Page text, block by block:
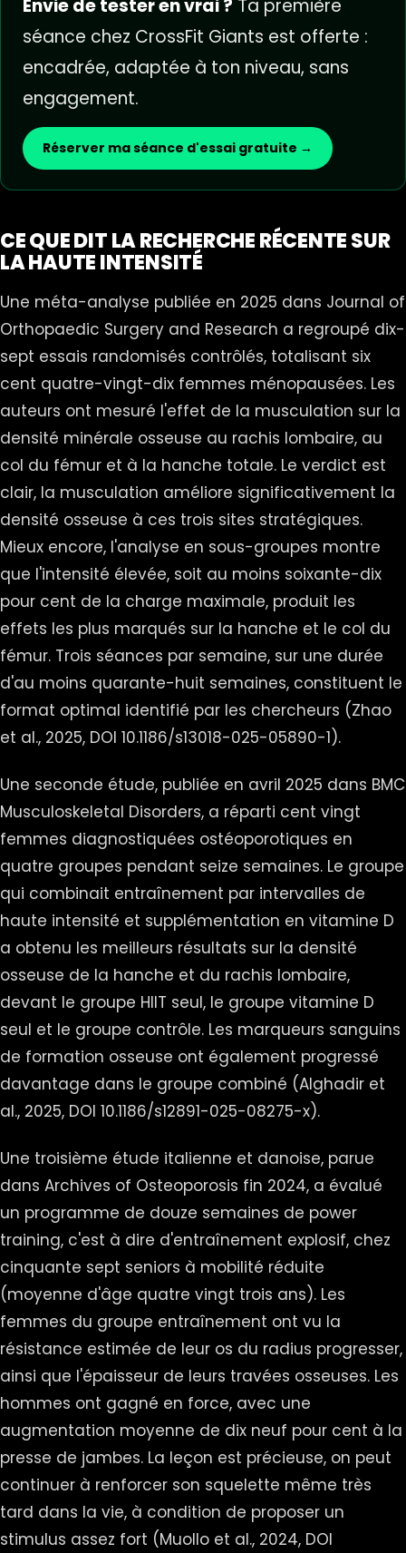
Envie de tester en vrai ? Ta première
séance chez CrossFit Giants est offerte :
encadrée, adaptée à ton niveau, sans
engagement.
Réserver ma séance d'essai gratuite →
CE QUE DIT LA RECHERCHE RÉCENTE SUR
LA HAUTE INTENSITÉ
Une méta-analyse publiée en 2025 dans Journal of
Orthopaedic Surgery and Research a regroupé dix-
sept essais randomisés contrôlés, totalisant six
cent quatre-vingt-dix femmes ménopausées. Les
auteurs ont mesuré l'effet de la musculation sur la
densité minérale osseuse au rachis lombaire, au
col du fémur et à la hanche totale. Le verdict est
clair, la musculation améliore significativement la
densité osseuse à ces trois sites stratégiques.
Mieux encore, l'analyse en sous-groupes montre
que l'intensité élevée, soit au moins soixante-dix
pour cent de la charge maximale, produit les
effets les plus marqués sur la hanche et le col du
fémur. Trois séances par semaine, sur une durée
d'au moins quarante-huit semaines, constituent le
format optimal identifié par les chercheurs (Zhao
et al., 2025, DOI 10.1186/s13018-025-05890-1).
Une seconde étude, publiée en avril 2025 dans BMC
Musculoskeletal Disorders, a réparti cent vingt
femmes diagnostiquées ostéoporotiques en
quatre groupes pendant seize semaines. Le groupe
qui combinait entraînement par intervalles de
haute intensité et supplémentation en vitamine D
a obtenu les meilleurs résultats sur la densité
osseuse de la hanche et du rachis lombaire,
devant le groupe HIIT seul, le groupe vitamine D
seul et le groupe contrôle. Les marqueurs sanguins
de formation osseuse ont également progressé
davantage dans le groupe combiné (Alghadir et
al., 2025, DOI 10.1186/s12891-025-08275-x).
Une troisième étude italienne et danoise, parue
dans Archives of Osteoporosis fin 2024, a évalué
un programme de douze semaines de power
training, c'est à dire d'entraînement explosif, chez
cinquante sept seniors à mobilité réduite
(moyenne d'âge quatre vingt trois ans). Les
femmes du groupe entraînement ont vu la
résistance estimée de leur os du radius progresser,
ainsi que l'épaisseur de leurs travées osseuses. Les
hommes ont gagné en force, avec une
augmentation moyenne de dix neuf pour cent à la
presse de jambes. La leçon est précieuse, on peut
continuer à renforcer son squelette même très
tard dans la vie, à condition de proposer un
stimulus assez fort (Muollo et al., 2024, DOI